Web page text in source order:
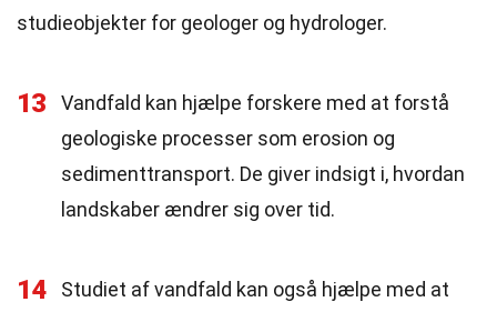
studieobjekter for geologer og hydrologer.
13
Vandfald kan hjælpe forskere med at forstå
geologiske processer som erosion og
sedimenttransport. De giver indsigt i, hvordan
landskaber ændrer sig over tid.
14
Studiet af vandfald kan også hjælpe med at